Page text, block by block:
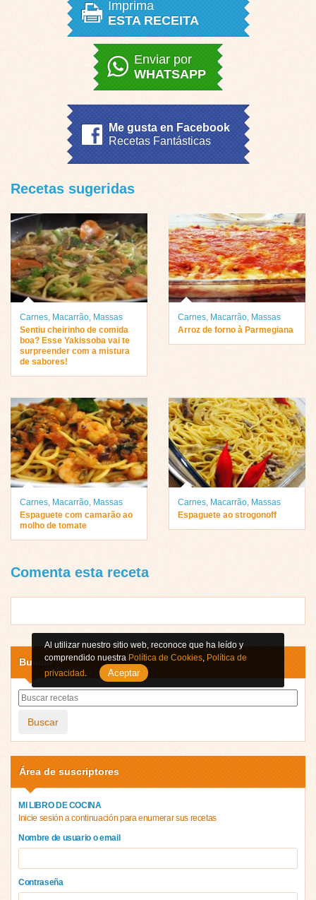
Imprima
ESTA RECEITA
Enviar por
WHATSAPP
Me gusta en Facebook
Recetas Fantásticas
Recetas sugeridas
Carnes, Macarrão, Massas
Sentiu cheirinho de comida
boa? Esse Yakissoba vai te
surpreender com a mistura
de sabores!
Carnes, Macarrão, Massas
Arroz de forno à Parmegiana
Carnes, Macarrão, Massas
Espaguete com camarão ao
molho de tomate
Carnes, Macarrão, Massas
Espaguete ao strogonoff
Comenta esta receta
Buscar
Buscar
Área de suscriptores
MI LIBRO DE COCINA
Inicie sesión a continuación para enumerar sus recetas
Nombre de usuario o email
Contraseña
Al utilizar nuestro sitio web, reconoce que ha leído y
comprendido nuestra Política de Cookies, Política de
privacidad . Aceptar